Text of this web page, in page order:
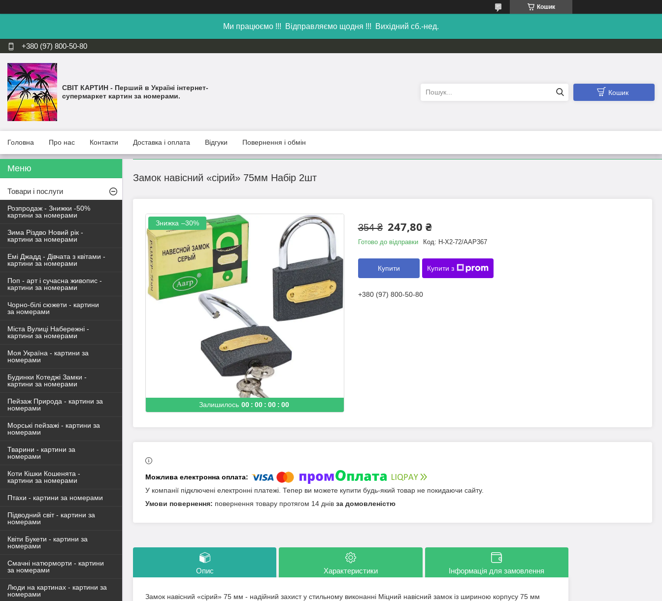
Кошик
Ми працюємо !!! Відправляємо щодня !!! Вихідний сб.-нед.
+380 (97) 800-50-80
СВІТ КАРТИН - Перший в Україні інтернет-
супермаркет картин за номерами.
Кошик
Головна Про нас Контакти Доставка і оплата Відгуки Повернення і обмін
Замок навісний «сірий» 75мм Набір 2шт
Залишилось 00 00 00 00
–30% 354 ₴ 247,80 ₴
Готово до відправки Код: H-X2-72/AAP367
Купити Купити з
+380 (97) 800-50-80
У компанії підключені електронні платежі. Тепер ви можете купити будь-який товар не покидаючи сайту.
повернення товару протягом 14 днів за домовленістю
Опис Характеристики Інформація для замовлення
Замок навісний «сірий» 75 мм - надійний захист у стильному виконанні Міцний навісний замок із шириною корпусу 75 мм
Товари і послуги
Розпродаж - Знижки -50%
картини за номерами
Зима Різдво Новий рік -
картини за номерами
Емі Джадд - Дівчата з квітами -
картини за номерами
Поп - арт і сучасна живопис -
картини за номерами
Чорно-білі сюжети - картини
за номерами
Міста Вулиці Набережні -
картини за номерами
Моя Україна - картини за
номерами
Будинки Котеджі Замки -
картини за номерами
Пейзаж Природа - картини за
номерами
Морські пейзажі - картини за
номерами
Тварини - картини за
номерами
Коти Кішки Кошенята -
картини за номерами
Птахи - картини за номерами
Підводний світ - картини за
номерами
Квіти Букети - картини за
номерами
Смачні натюрморти - картини
за номерами
Люди на картинах - картини за
номерами